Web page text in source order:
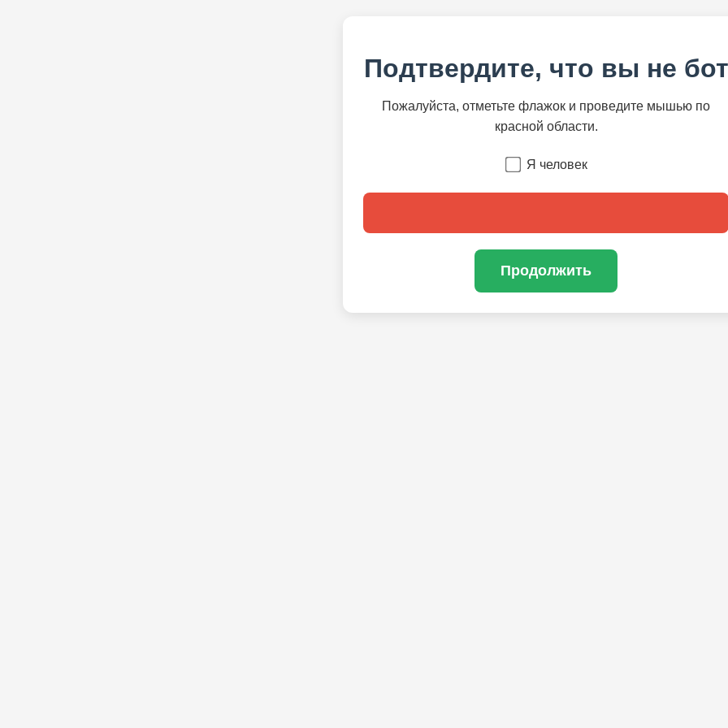
Подтвердите, что вы не бот
Пожалуйста, отметьте флажок и проведите мышью по
красной области.
Я человек
Продолжить